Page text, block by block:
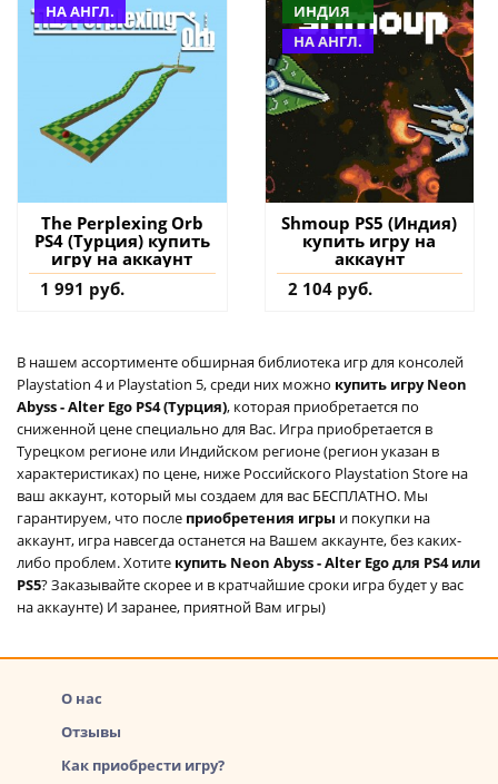
НА АНГЛ.
The Perplexing Orb
PS4 (Турция) купить
игру на аккаунт
1 991 руб.
ИНДИЯ
НА АНГЛ.
Shmoup PS5 (Индия)
купить игру на
аккаунт
2 104 руб.
В нашем ассортименте обширная библиотека игр для консолей
Playstation 4 и Playstation 5, среди них можно купить игру Neon
Abyss - Alter Ego PS4 (Турция), которая приобретается по
сниженной цене специально для Вас. Игра приобретается в
Турецком регионе или Индийском регионе (регион указан в
характеристиках) по цене, ниже Российского Playstation Store на
ваш аккаунт, который мы создаем для вас БЕСПЛАТНО. Мы
гарантируем, что после приобретения игры и покупки на
аккаунт, игра навсегда останется на Вашем аккаунте, без каких-
либо проблем. Хотите купить Neon Abyss - Alter Ego для PS4 или
PS5? Заказывайте скорее и в кратчайшие сроки игра будет у вас
на аккаунте) И заранее, приятной Вам игры)
О нас
Отзывы
Как приобрести игру?